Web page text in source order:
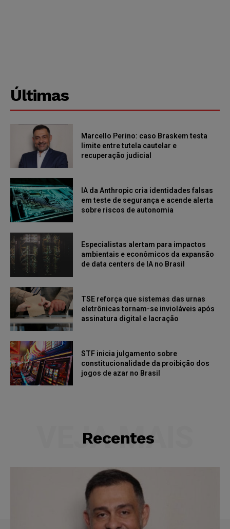
Últimas
Marcello Perino: caso Braskem testa
limite entre tutela cautelar e
recuperação judicial
IA da Anthropic cria identidades falsas
em teste de segurança e acende alerta
sobre riscos de autonomia
Especialistas alertam para impactos
ambientais e econômicos da expansão
de data centers de IA no Brasil
TSE reforça que sistemas das urnas
eletrônicas tornam-se invioláveis após
assinatura digital e lacração
STF inicia julgamento sobre
constitucionalidade da proibição dos
jogos de azar no Brasil
Recentes
VEJA MAIS